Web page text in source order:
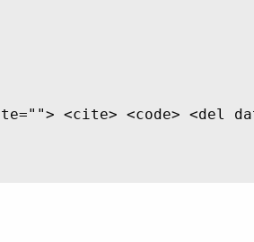
<cite> <code> <del